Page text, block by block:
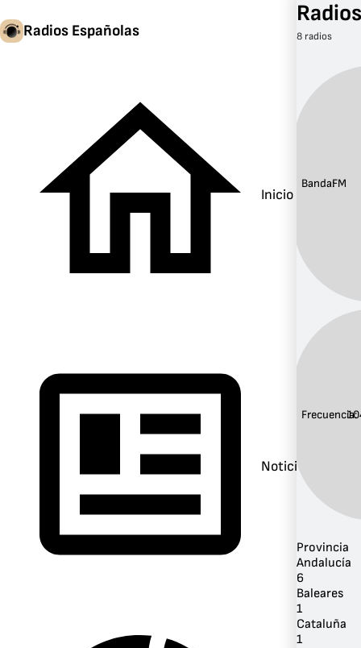
Radios Españolas
Inicio
Noticias
8 radios
Banda:FM
Frecuencia:
Provincia
Andalucía
6
Baleares
1
Cataluña
1